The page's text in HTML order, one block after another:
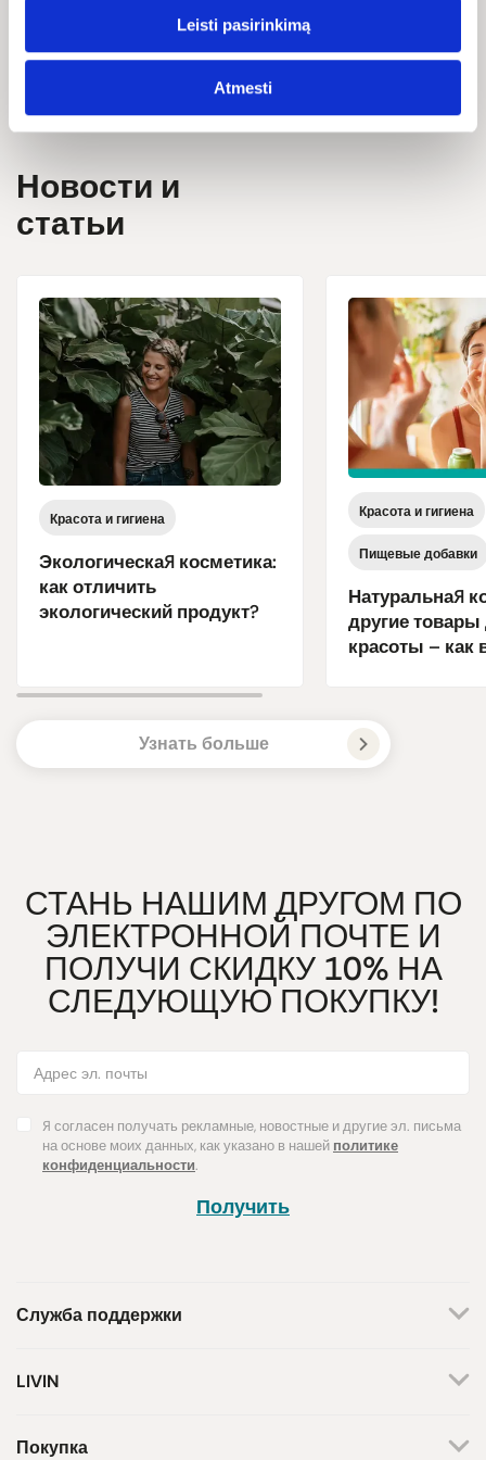
Leisti pasirinkimą
Atmesti
всю самую последнюю информацию вы найдёте на его
упаковке.
Новости и
статьи
Красота и гигиена
Экологическая косметика:
как отличить
экологический продукт?
Красота и гигиена
Пищевые добавки
Натуральная
другие
красоты – как
Узнать больше
СТАНЬ НАШИМ ДРУГОМ ПО
ЭЛЕКТРОННОЙ ПОЧТЕ И
ПОЛУЧИ СКИДКУ 10% НА
СЛЕДУЮЩУЮ ПОКУПКУ!
Я согласен получать рекламные, новостные и другие эл. письма
на основе моих данных, как указано в нашей политике
конфиденциальности.
Получить
Служба поддержки
Написать запрос
Мы работаем по будням.
LIVIN
Контакты
Покупка